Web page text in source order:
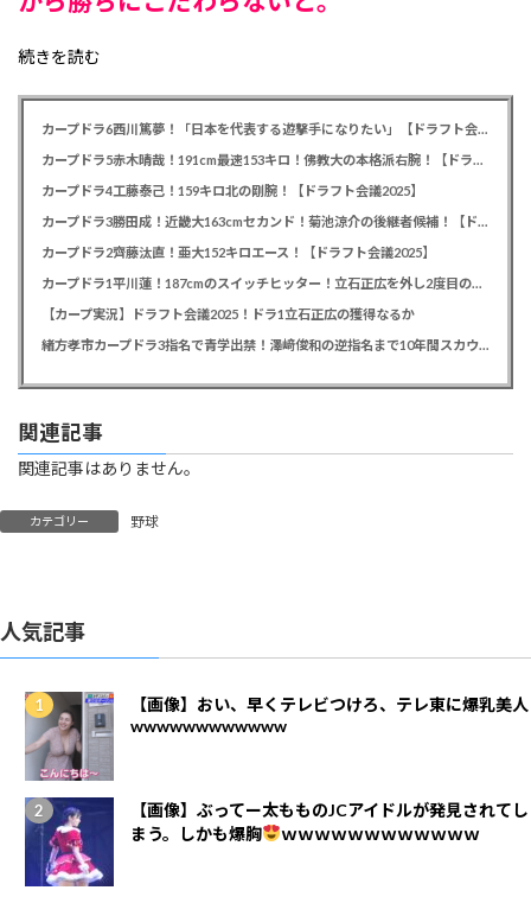
続きを読む
カープドラ6西川篤夢！「日本を代表する遊撃手になりたい」【ドラフト会議2025】
カープドラ5赤木晴哉！191cm最速153キロ！佛教大の本格派右腕！【ドラフト会議2025】
カープドラ4工藤泰己！159キロ北の剛腕！【ドラフト会議2025】
カープドラ3勝田成！近畿大163cmセカンド！菊池涼介の後継者候補！【ドラフト会議2025】
カープドラ2齊藤汰直！亜大152キロエース！【ドラフト会議2025】
カープドラ1平川蓮！187cmのスイッチヒッター！立石正広を外し2度目の重複も新井監督がクジを引き当てる！【ドラフト会議2025】
【カープ実況】ドラフト会議2025！ドラ1立石正広の獲得なるか
緒方孝市カープドラ3指名で青学出禁！澤﨑俊和の逆指名まで10年間スカウト出禁
関連記事
関連記事はありません。
カテゴリー 野球
人気記事
【画像】おい、早くテレビつけろ、テレ東に爆乳美人
wwwwwwwwwwww
【画像】ぶってー太もものJCアイドルが発見されてし
まう。しかも爆胸
ｗｗｗｗｗｗｗｗｗｗｗｗ